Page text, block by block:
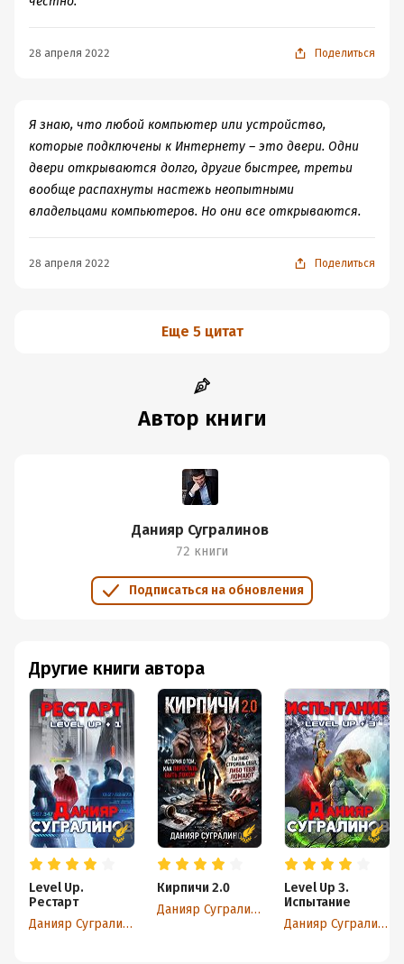
28 апреля 2022 Поделиться
Я знаю, что любой компьютер или устройство,
которые подключены к Интернету – это двери. Одни
двери открываются долго, другие быстрее, третьи
вообще распахнуты настежь неопытными
владельцами компьютеров. Но они все открываются.
28 апреля 2022 Поделиться
Еще 5 цитат
Автор книги
Данияр Сугралинов
72 книги
Подписаться на обновления
Другие книги автора
Level Up.
Рестарт
Данияр Сугралинов
Кирпичи 2.0
Данияр Сугралинов
Level Up 3.
Испытание
Данияр Сугралинов